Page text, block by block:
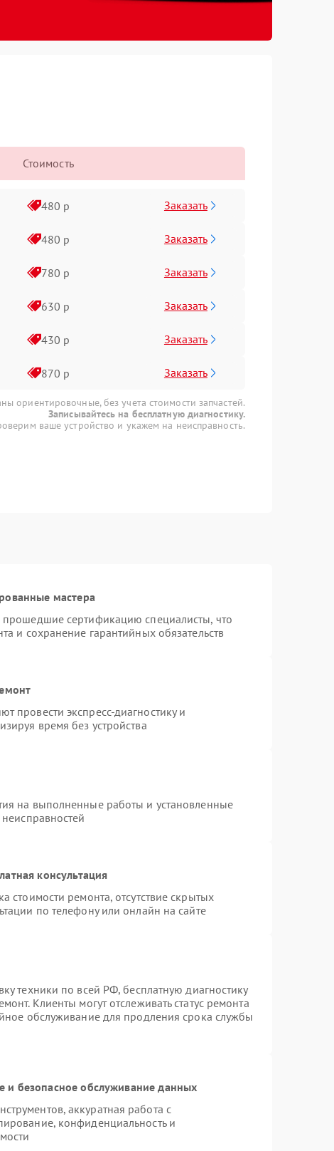
Стоимость
480 р Заказать
480 р Заказать
780 р Заказать
630 р Заказать
430 р Заказать
870 р Заказать
ориентировочные, без учета стоимости запчастей.
Записывайтесь на бесплатную диагностику.
ваше устройство и укажем на неисправность.
мастера
прошедшие сертификацию специалисты, что
и сохранение гарантийных обязательств
провести экспресс-диагностику и
время без устройства
на выполненные работы и установленные
консультация
стоимости ремонта, отсутствие скрытых
по телефону или онлайн на сайте
техники по всей РФ, бесплатную диагностику
Клиенты могут отслеживать статус ремонта
обслуживание для продления срока службы
безопасное обслуживание данных
аккуратная работа с
конфиденциальность и